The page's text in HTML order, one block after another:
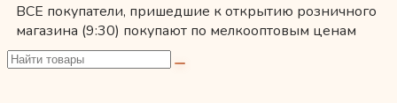
ВСЕ покупатели, пришедшие к открытию розничного
магазина (9:30) покупают по мелкооптовым ценам